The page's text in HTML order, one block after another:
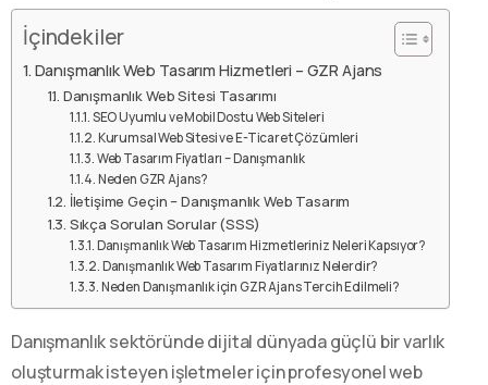
İçindekiler
Danışmanlık Web Tasarım Hizmetleri – GZR Ajans
Danışmanlık Web Sitesi Tasarımı
SEO Uyumlu ve Mobil Dostu Web Siteleri
Kurumsal Web Sitesi ve E-Ticaret Çözümleri
Web Tasarım Fiyatları – Danışmanlık
Neden GZR Ajans?
İletişime Geçin – Danışmanlık Web Tasarım
Sıkça Sorulan Sorular (SSS)
Danışmanlık Web Tasarım Hizmetleriniz Neleri Kapsıyor?
Danışmanlık Web Tasarım Fiyatlarınız Nelerdir?
Neden Danışmanlık için GZR Ajans Tercih Edilmeli?
Danışmanlık sektöründe dijital dünyada güçlü bir varlık
oluşturmak isteyen işletmeler için profesyonel web